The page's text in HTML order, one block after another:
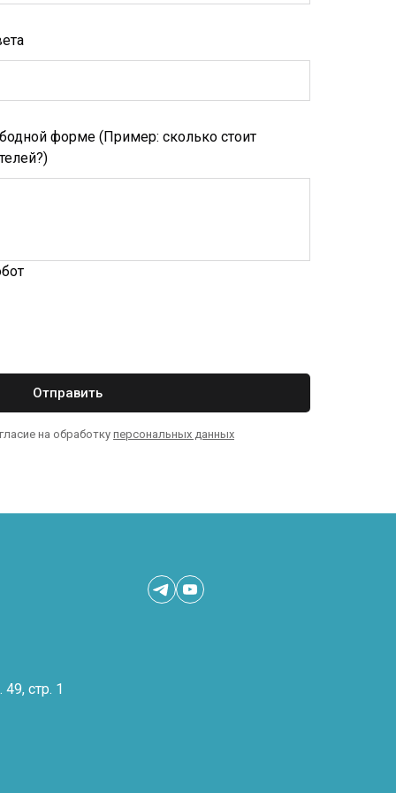
форме (Пример: сколько стоит
Отправить
на обработку персональных данных
стр. 1